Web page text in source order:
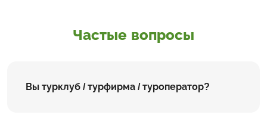
Частые вопросы
Вы турклуб / турфирма / туроператор?